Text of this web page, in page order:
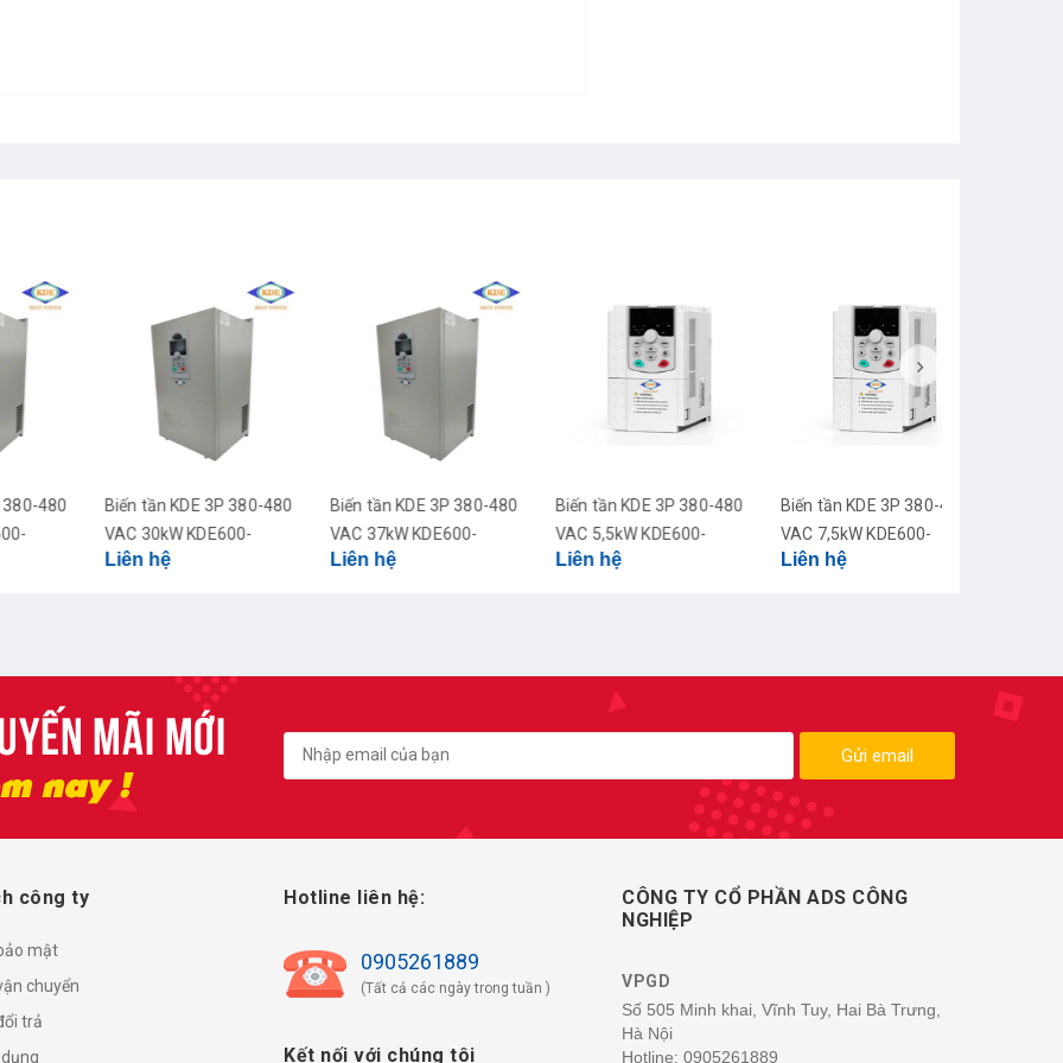
Biến tần KDE 3P 380-480
VAC 30kW KDE600-
030GT2
Liên hệ
Biến tần KDE 3P 380-480
VAC 37kW KDE600-
037GT2
Liên hệ
Biến tần KDE 3P 380-480
VAC 5,5kW KDE600-
5R5GT2
Liên hệ
Biến tần KDE 3P 380-480
VAC 7,5kW KDE600-
7R5GT2
Liên hệ
Gửi email
công ty
mật
chuyển
trả
Hotline liên hệ:
0905261889
(Tất cả các ngày trong tuần )
Kết nối với chúng tôi
CÔNG TY CỔ PHẦN ADS CÔNG
NGHIỆP
VPGD
Số 505 Minh khai, Vĩnh Tuy, Hai Bà Trưng,
Hà Nội
Hotline: 0905261889